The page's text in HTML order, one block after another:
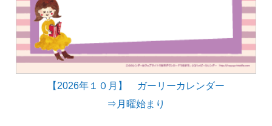
【2026年１０月】 ガーリーカレンダー
⇒月曜始まり